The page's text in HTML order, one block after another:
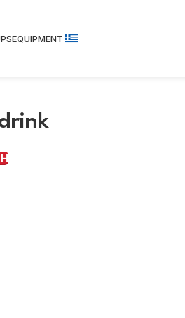
EQUIPMENT